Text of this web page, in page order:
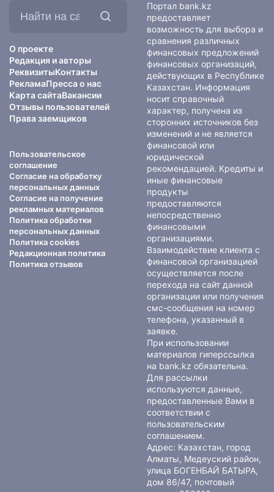
О проекте
Редакция и авторы
РеквизитыКонтакты
РекламаПресса о нас
Карта сайтаВакансии
Отзывы пользователей
Права заемщиков
Пользовательское
соглашение
Согласие на обработку
персональных данных
Согласие на получение
рекламных материалов
Политика обработки
персональных данных
Политика cookies
Редакционная политика
Политика отзывов
Портал bank.kz
предоставляет
возможность для выбора и
сравнения различных
финансовых предложений
финансовых организаций,
действующих в Республике
Казахстан. Информация
носит справочный
характер, получена из
сторонних источников без
изменений и не является
финансовой или
юридической
рекомендацией. Кредиты и
иные финансовые
продукты
предоставляются
непосредственно
финансовыми
организациями.
Взаимодействие клиента с
финансовой организацией
осуществляется после
перехода на сайт данной
организации или получения
смс-сообщения на номер
телефона, указанный в
заявке.
При использовании
материалов гиперссылка
на bank.kz обязательна.
Для рассылки
используются данные,
предоставленные Вами в
соответствии с
пользовательским
соглашением.
Адрес: Казахстан, город
Алматы, Медеуский район,
улица БОГЕНБАЙ БАТЫРА,
дом 86/47, почтовый